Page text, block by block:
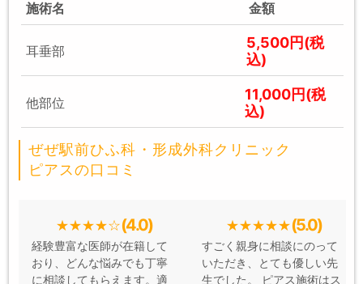
施術名 金額
耳垂部
5,500円(税
込)
他部位
11,000円(税
込)
ぜぜ駅前ひふ科・形成外科クリニック
ピアスの口コミ
(4.0)
経験豊富な医師が在籍して
おり、どんな悩みでも丁寧
に相談してもらえます。適
(5.0)
すごく親身に相談にのって
いただき、とても優しい先
生でした。 ピアス施術はス